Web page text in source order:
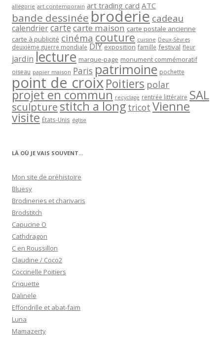
allégorie art contemporain art trading card ATC
bande dessinée broderie cadeau
calendriercartecarte maison carte postale ancienne
carte à publicité cinéma couture cuisine Deux-Sèvres
deuxième guerre mondiale DIY exposition famille festival fleur
jardin lecture marque-page monument commémoratif
oiseau papier maison Paris patrimoine pochette
point de croixPoitiers polar
projet en commun recyclage rentrée littéraire SAL
sculpturestitch a long tricot Vienne
visite États-Unis église
LÀ OÙ JE VAIS SOUVENT…
Mon site de préhistoire
Bluesy
Brodineries et charivaris
Brodstitch
Capucine O
Cathdragon
C en Roussillon
Claudine / Coco2
Coccinelle Poitiers
Criquette
Dalinele
Effondrille et abat-faim
Luna
Mamazerty